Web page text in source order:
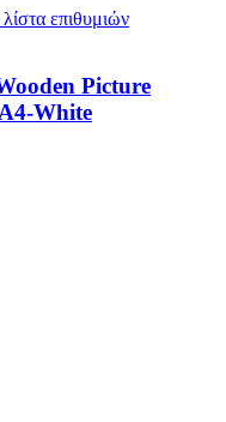
επιθυμιών
Picture
White